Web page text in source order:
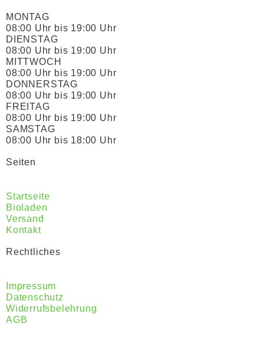
MONTAG
08:00 Uhr bis 19:00 Uhr
DIENSTAG
08:00 Uhr bis 19:00 Uhr
MITTWOCH
08:00 Uhr bis 19:00 Uhr
DONNERSTAG
08:00 Uhr bis 19:00 Uhr
FREITAG
08:00 Uhr bis 19:00 Uhr
SAMSTAG
08:00 Uhr bis 18:00 Uhr
Seiten
Startseite
Bioladen
Versand
Kontakt
Rechtliches
Impressum
Datenschutz
Widerrufsbelehrung
AGB